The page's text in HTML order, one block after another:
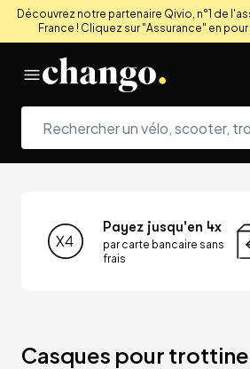
Découvrez notre partenaire Qivio, n°1 de
France ! Cliquez sur "Assurance" en pour
Payez jusqu'en 4x
par carte bancaire sans
frais
Casques pour